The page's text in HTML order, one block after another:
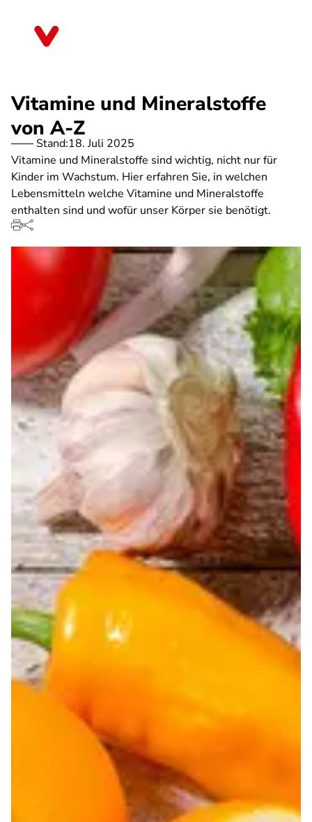
Vitamine und Mineralstoffe
von A-Z
Stand:18. Juli 2025
Vitamine und Mineralstoffe sind wichtig, nicht nur für
Kinder im Wachstum. Hier erfahren Sie, in welchen
Lebensmitteln welche Vitamine und Mineralstoffe
enthalten sind und wofür unser Körper sie benötigt.